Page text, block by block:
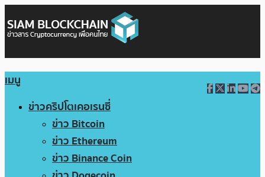
เมนู
ข่าวคริปโตเคอเรนซี่
ข่าว Bitcoin
ข่าว Ethereum
ข่าว Binance Coin